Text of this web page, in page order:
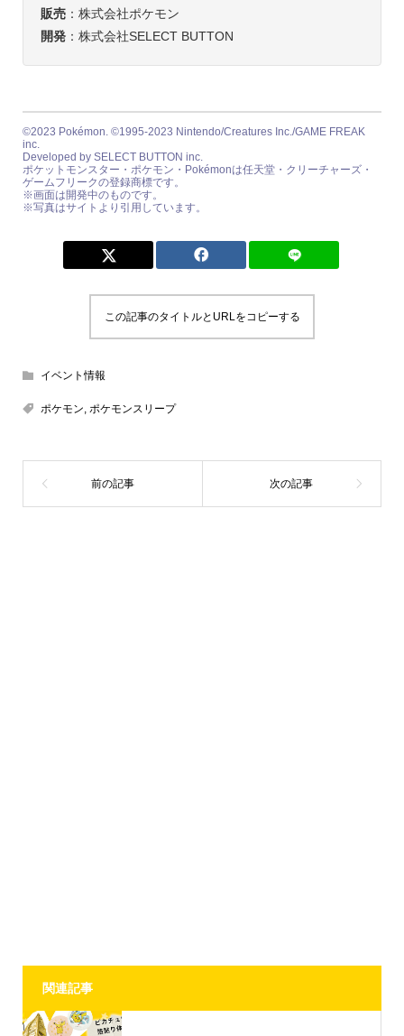
販売：株式会社ポケモン
開発：株式会社SELECT BUTTON
©2023 Pokémon. ©1995-2023 Nintendo/Creatures Inc./GAME FREAK
inc.
Developed by SELECT BUTTON inc.
ポケットモンスター・ポケモン・Pokémonは任天堂・クリーチャーズ・
ゲームフリークの登録商標です。
※画面は開発中のものです。
※写真はサイトより引用しています。
この記事のタイトルとURLをコピーする
イベント情報
ポケモン, ポケモンスリープ
関連記事